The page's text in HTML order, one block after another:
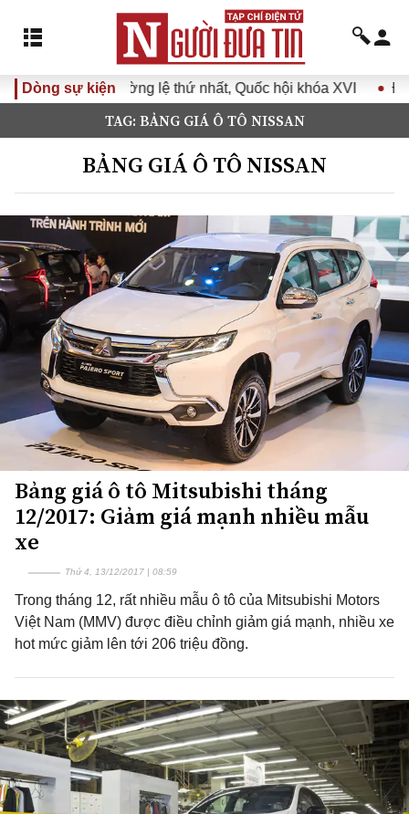
Dòng sự kiện
thứ nhất, Quốc hội khóa XVI Đưa Nghị quyết Đại hội
TAG: BẢNG GIÁ Ô TÔ NISSAN
BẢNG GIÁ Ô TÔ NISSAN
Bảng giá ô tô Mitsubishi tháng
12/2017: Giảm giá mạnh nhiều mẫu
xe
Thứ 4, 13/12/2017 | 08:59
Trong tháng 12, rất nhiều mẫu ô tô của Mitsubishi Motors
Việt Nam (MMV) được điều chỉnh giảm giá mạnh, nhiều xe
hot mức giảm lên tới 206 triệu đồng.